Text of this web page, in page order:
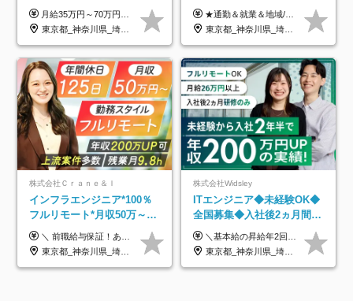
与減ナシ｜年収50万円アッ
プ実績／昇給率92％（直近3
年）
月給35万円～70万円（固定残業代30時間分63,869円～を含む）+賞与年1回 ※30時間を超える分は別途支給します ●これまでのご経験・スキル・前職給与をできる限り考慮します ●待機期間も給与を100％支給します ●試用期間中も給与や福利厚生は同じです ≪年収を維持しながら長く働けます！≫ 一般的な企業では55歳や60歳を機に年収が下がりますが、 当社は役職などではなく「スキルや経験」で評価。 エンジニアとして長く働きながら あなたにふさわしい年収を維持できます！
東京都_神奈川県_埼玉県_千葉県
績あり■約900種類のスキル
アップ講座あり■全国募集
★通勤＆就業＆地域/住宅＆役職手当あり ★残業代は全額支給 ★選べる給与制度あり！ ■東京・神奈川・千葉・埼玉勤務の場合 月給24.5万円～55万円＋諸手当 （残業代は全額支給） (20,000円の地域/住宅手当込み) ■愛知・京都・大阪・兵庫勤務の場合 月給24万円以上＋諸手当 （残業代は全額支給） (15,000円の地域/住宅手当込み) ■茨城・栃木・群馬・静岡・三重・滋賀・広島・福岡勤務の場合 月給23.5万円以上＋諸手当 （残業代は全額支給） (10,000円の地域/住宅手当込み) ■北海道・宮城・山梨・長野・岐阜・奈良・和歌山・岡山勤務の場合 月給23万円以上＋諸手当 （残業代は全額支給） (5,000円の地域/住宅手当込み) ■その他のエリア勤務の場合 月給22.5万円以上＋諸手当 （残業代は全額支給） ※経験や能力を考慮し、当社規定により優遇します 【昇給：年一回実施】 【選べる給与制度】 ★収入を重視する方に… 「変動型人事制度」の選択も可能（派遣先からの評価に応じて収入アップ！） ※年2回のタイミングで希望者と面談の上決定します。
東京都_神奈川県_埼玉県_千葉県_大阪府_愛知県_北海道_岩手県_宮城県_山形県_福島県_茨城県_栃木県_群馬県_山梨県_長野県_富山県_石川県_静岡県_岐阜県_三重県_兵庫県_京都府_滋賀県_奈良県_広島県_岡山県_山口県_愛媛県_福岡県_熊本県_長崎県
株式会社Ｃｒａｎｅ＆Ｉ
インフラエンジニア*100％
フルリモート*月収50万～*
クラウド×上流工程*前職給
与保証*残業月9.8h
＼ 前職給与保証！あなたのこれまでの経験を正当評価 ／ ★月収50万円～スタート！【年俸600万～1,162万8,000円（12分割）】 ――「頑張りが給与に直結しない…」そんな不満とは無縁の環境です。 実際、入社後に「年収150万～200万円UP」を実現した先輩エンジニアが多数活躍中！ 【 収入をさらに押し上げる充実のプラスα 】 スキルを磨くほど得をする「資格手当」 ⇒ 1資格につき毎月3,000円～30,000円を継続支給！ 成果を見逃さない「功績手当」 ⇒ 社員の頑張りに応じて最大10万円をダイレクトに支給！ スピード昇給・高年収も可能 ⇒ 1回の昇給で年収数十万UPのチャンスあり。ゆくゆくは年収1000万以上のハイクラスも目指せます。 ※経験・スキルを考慮の上決定します ※上記金額には固定残業代（月30h分・95,000円～184,000円）を含みます ※超過分は別途全額支給します ※試用期間2ヶ月間あり（その他待遇に差異はありません）
東京都_神奈川県_埼玉県_千葉県_大阪府_愛知県_北海道_青森県_岩手県_宮城県_秋田県_山形県_福島県_茨城県_栃木県_群馬県_新潟県_山梨県_長野県_富山県_石川県_福井県_静岡県_岐阜県_三重県_兵庫県_京都府_滋賀県_奈良県_和歌山県_広島県_岡山県_鳥取県_島根県_山口県_徳島県_香川県_愛媛県_高知県_福岡県_熊本県_佐賀県_長崎県_大分県_宮崎県_鹿児島県_沖縄県
株式会社Widsley
ITエンジニア◆未経験OK◆
全国募集◆入社後2ヵ月間は
研修のみ◆フルリモート
OK◆残業月3h◆服装髪型自
＼基本給の昇給年2回＆プロジェクト手当による昇給年12回！！／ 【経験者の場合】 月給33万円～70万円＋プロジェクト手当＋資格手当 ★スキルや経験を考慮の上、優遇します ★上記給与には固定残業代20時間分(月4万3883円～)を含みます。残業が超過した場合は、追加支給します(残業は月平均3時間とほぼ発生しません。残業がなくても、固定残業代は支給されます) ★試用期間中も、月給や福利厚生等は同じです ---------- 【未経験者の場合】 月給26万円～50万円＋プロジェクト手当＋資格手当 ★スキルや経験を考慮の上、優遇します ★上記給与には固定残業代20時間分(月3万719円～)を含みます。残業が超過した場合は、追加支給します(残業は月平均3時間とほぼ発生しません。残業がなくても、固定残業代は支給されます) ★試用期間6ヵ月あり ・1ヶ月目～：月給23万円～ ・2ヶ月目～6ヶ月目：月給23万円～＋プロジェクト手当1～3万円 （上記給与にはそれぞれ固定残業代20時間分(月3万719円～)を含み、超過した場合は追加支給します。） ---------- 【プロジェクト手当について】 参画するプロジェクトの単価に応じて毎月の歩合給を支給します 業界内でもトップクラスの高還元です！
東京都_神奈川県_埼玉県_千葉県_大阪府_愛知県_北海道_青森県_岩手県_宮城県_秋田県_山形県_福島県_茨城県_栃木県_群馬県_新潟県_山梨県_長野県_富山県_石川県_福井県_静岡県_岐阜県_三重県_兵庫県_京都府_滋賀県_奈良県_和歌山県_広島県_岡山県_鳥取県_島根県_山口県_徳島県_香川県_愛媛県_高知県_福岡県_熊本県_佐賀県_長崎県_大分県_宮崎県_鹿児島県_沖縄県